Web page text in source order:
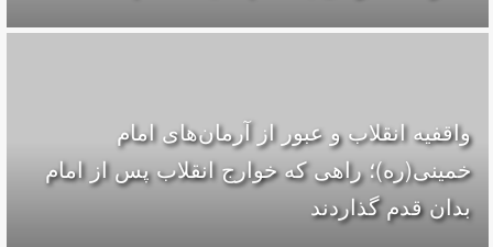
واقفیه‌ انقلاب و عبور از آرمان‌های امام
خمینی(ره)؛ راهی که خوارج انقلاب پس از امام
بدان قدم گذاردند